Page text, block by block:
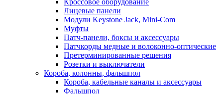
Лицевые панели
Модули Keystone Jack, Mini-Com
Муфты
Патч-панели, боксы и аксессуары
Патчкорды медные и волоконно-оптические
Претерминированные решения
Розетки и выключатели
Короба, колонны, фальшпол
Короба, кабельные каналы и аксессуары
Фальшпол